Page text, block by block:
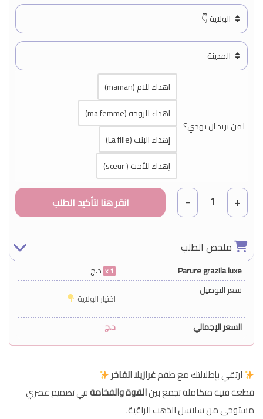
لمن تريد ان تهدي؟
اهداء للام (maman)
اهداء للزوجة (ma femme)
إهداء البنت (La fille)
إهداء للأخت ( sœur)
+
1
-
ملخص الطلب
Parure grazila luxe
1
د.ج
سعر التوصيل
اختيار الولاية
السعر الإجمالي
د.ج
ارتقي بإطلالتك مع طقمغرازيلا الفاخر
قطعة فنية متكاملة تجمع بينالقوة والفخامةفي تصميم عصري
مستوحى من سلاسل الذهب الراقية.